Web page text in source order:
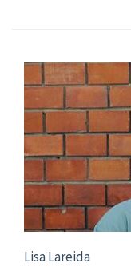
Lisa Lareida